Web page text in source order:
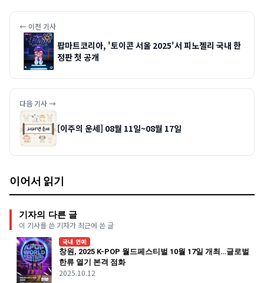
← 이전 기사
팝마트코리아, '토이콘 서울 2025'서 피노젤리 국내 한
정판 첫 공개
다음 기사 →
[이주의 운세] 08월 11일~08월 17일
이어서 읽기
기자의 다른 글
이 기사를 쓴 기자가 최근에 쓴 글
국내 연예
창원, 2025 K-POP 월드페스티벌 10월 17일 개최…글로벌
한류 열기 본격 점화
2025.10.12